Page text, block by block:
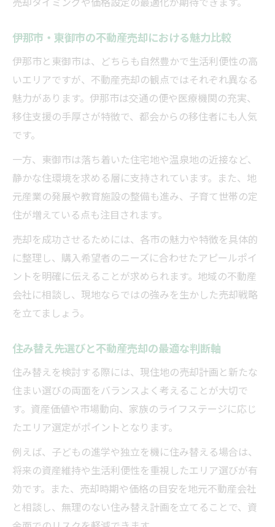
影響
不動産売却に役立つ補助金と施策の見極め
方
支援策の比較でわかる不動産売却の戦略立
案
は
制度活用で成功する不動産売却の具体的手
法
伊那市・東御市の不動産売却における魅力比較
伊那市と東御市は、どちらも自然豊かで生活利便性の高
いエリアですが、不動産売却の観点ではそれぞれ異なる
魅力があります。伊那市は交通の便や医療機関の充実、
移住支援の手厚さが特徴で、都会からの移住者にも人気
です。
一方、東御市は落ち着いた住宅地や温泉地の近接など、
静かな住環境を求める層に支持されています。また、地
元産業の発展や教育施設の整備も進み、子育て世帯の定
住が増えている点も注目されます。
売却を成功させるためには、各市の魅力や特徴を具体的
に整理し、購入希望者のニーズに合わせたアピールポイ
ントを明確に伝えることが求められます。地域の不動産
会社に相談し、現地ならではの強みを生かした売却戦略
を立てましょう。
住み替え先選びと不動産売却の最適な判断軸
住み替えを検討する際には、現住地の売却計画と新たな
住まい選びの両面をバランスよく考えることが大切で
す。資産価値や市場動向、家族のライフステージに応じ
たエリア選定がポイントとなります。
例えば、子どもの進学や独立を機に住み替える場合は、
将来の資産維持や生活利便性を重視したエリア選びが有
効です。また、売却時期や価格の目安を地元不動産会社
と相談し、無理のない住み替え計画を立てることで、資